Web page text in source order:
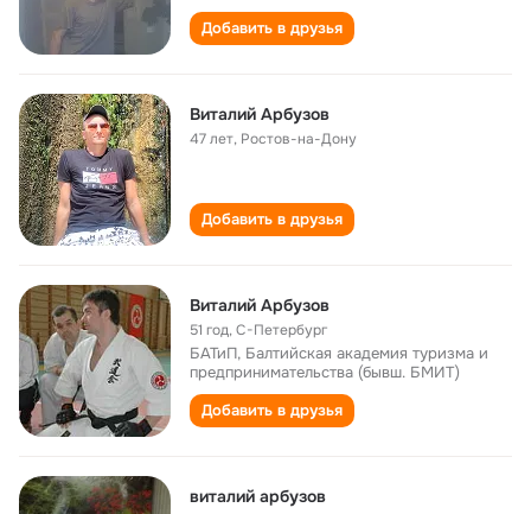
Добавить в друзья
Виталий Арбузов
47 лет, Ростов-на-Дону
Добавить в друзья
Виталий Арбузов
51 год,С-Петербург
БАТиП, Балтийская академия туризма и
предпринимательства (бывш. БМИТ)
Добавить в друзья
виталий арбузов